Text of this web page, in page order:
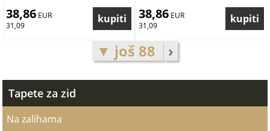
38,86 EUR
31,09
38,86 EUR
31,09
▼ još 88 ›
Tapete za zid
Na zalihama